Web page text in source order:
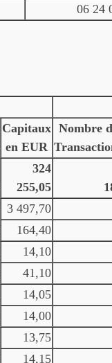
06 24
Capitaux
en EUR
Nombre
324
255,05
3 497,70
164,40
14,10
41,10
14,05
14,00
13,75
14,15